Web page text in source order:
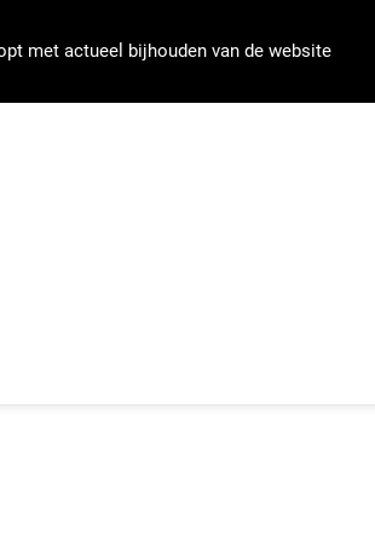
met actueel bijhouden van de website